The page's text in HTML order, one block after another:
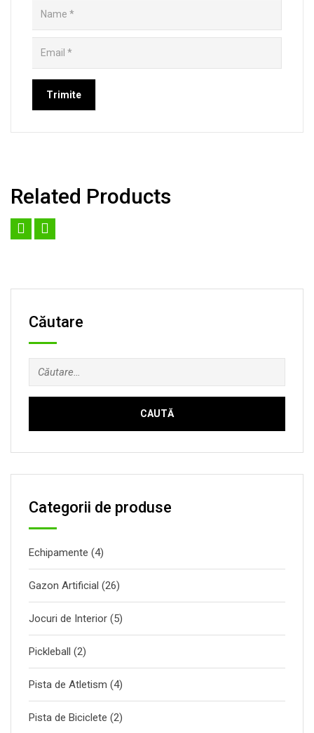
Related Products
Căutare
Caută
după:
Categorii de produse
Echipamente (4)
Gazon Artificial (26)
Jocuri de Interior (5)
Pickleball (2)
Pista de Atletism (4)
Pista de Biciclete (2)